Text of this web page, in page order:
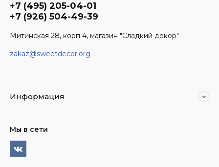
+7 (495) 205-04-01
+7 (926) 504-49-39
Митинская 28, корп 4, магазин "Сладкий декор"
zakaz@sweetdecor.org
Информация
Мы в сети